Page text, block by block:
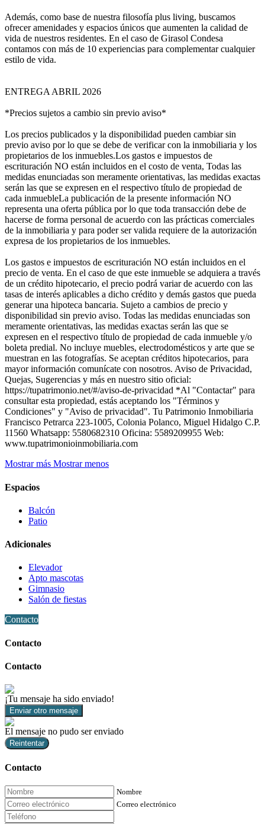
Además, como base de nuestra filosofía plus living, buscamos
ofrecer amenidades y espacios únicos que aumenten la calidad de
vida de nuestros residentes. En el caso de Girasol Condesa
contamos con más de 10 experiencias para complementar cualquier
estilo de vida.
ENTREGA ABRIL 2026
*Precios sujetos a cambio sin previo aviso*
Los precios publicados y la disponibilidad pueden cambiar sin
previo aviso por lo que se debe de verificar con la inmobiliaria y los
propietarios de los inmuebles.Los gastos e impuestos de
escrituración NO están incluidos en el costo de venta, Todas las
medidas enunciadas son meramente orientativas, las medidas exactas
serán las que se expresen en el respectivo título de propiedad de
cada inmuebleLa publicación de la presente información NO
representa una oferta pública por lo que toda transacción debe de
hacerse de forma personal de acuerdo con las prácticas comerciales
de la inmobiliaria y para poder ser valida requiere de la autorización
expresa de los propietarios de los inmuebles.
Los gastos e impuestos de escrituración NO están incluidos en el
precio de venta. En el caso de que este inmueble se adquiera a través
de un crédito hipotecario, el precio podrá variar de acuerdo con las
tasas de interés aplicables a dicho crédito y demás gastos que pueda
generar una hipoteca bancaria. Sujeto a cambios de precio y
disponibilidad sin previo aviso. Todas las medidas enunciadas son
meramente orientativas, las medidas exactas serán las que se
expresen en el respectivo título de propiedad de cada inmueble y/o
boleta predial. No incluye muebles, electrodomésticos y arte que se
muestran en las fotografías. Se aceptan créditos hipotecarios, para
mayor información comunícate con nosotros. Aviso de Privacidad,
Quejas, Sugerencias y más en nuestro sitio oficial:
https://tupatrimonio.net/#/aviso-de-privacidad *Al "Contactar" para
consultar esta propiedad, estás aceptando los "Términos y
Condiciones" y "Aviso de privacidad". Tu Patrimonio Inmobiliaria
Francisco Petrarca 223-1005, Colonia Polanco, Miguel Hidalgo C.P.
11560 Whatsapp: 5580682310 Oficina: 5589209955 Web:
www.tupatrimonioinmobiliaria.com
Mostrar más Mostrar menos
Espacios
Balcón
Patio
Adicionales
Elevador
Apto mascotas
Gimnasio
Salón de fiestas
Contacto
Contacto
Contacto
¡Tu mensaje ha sido enviado!
Enviar otro mensaje
El mensaje no pudo ser enviado
Reintentar
Contacto
Nombre
Correo electrónico